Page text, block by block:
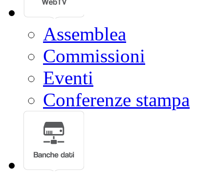
Assemblea
Commissioni
Eventi
Conferenze stampa